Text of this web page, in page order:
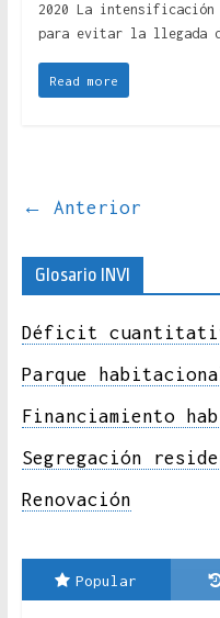
2020 La
para evitar la llegada
Read more
← Anterior
Glosario INVI
Déficit
Parque
Financiamiento
Segregación
Renovación
Popular